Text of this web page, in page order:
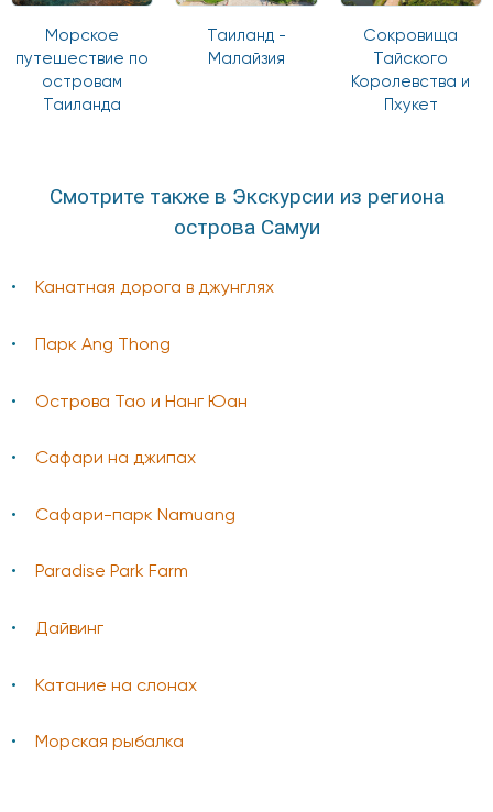
Морское
путешествие по
островам
Таиланда
Таиланд -
Малайзия
Сокровища
Тайского
Королевства и
Пхукет
Смотрите также в Экскурсии из региона
острова Самуи
Канатная дорога в джунглях
Парк Ang Thong
Острова Тао и Нанг Юан
Сафари на джипах
Сафари-парк Namuang
Paradise Park Farm
Дайвинг
Катание на слонах
Морская рыбалка